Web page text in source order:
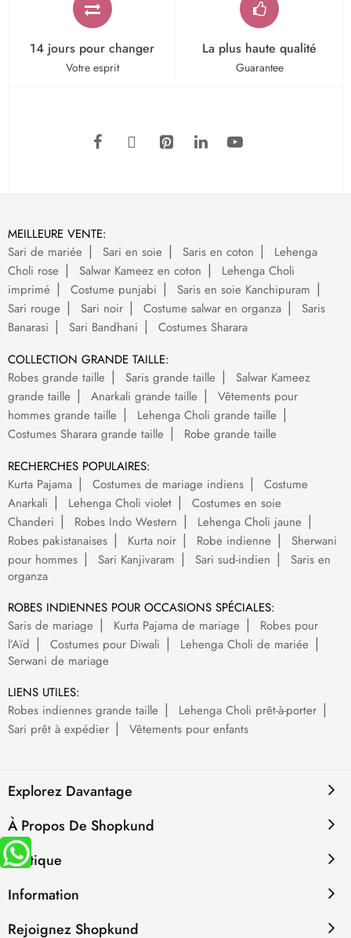
14 jours pour changer
Votre esprit
La plus haute qualité
Guarantee
MEILLEURE VENTE:
Sari de mariée
Sari en soie Saris en coton
Lehenga
Choli rose
Salwar Kameez en coton
Lehenga Choli
imprimé
Costume punjabi
Saris en soie Kanchipuram
Sari rouge
Sari noir Costume salwar en organza
Saris
Banarasi
Sari Bandhani
Costumes Sharara
COLLECTION GRANDE TAILLE:
Robes grande taille
Saris grande taille
Salwar Kameez
grande taille
Anarkali grande taille
Vêtements pour
hommes grande taille
Lehenga Choli grande taille
Costumes Sharara grande taille
Robe grande taille
RECHERCHES POPULAIRES:
Kurta Pajama
Costumes de mariage indiens
Costume
Anarkali
Lehenga Choli violet
Costumes en soie
Chanderi
Robes Indo Western
Lehenga Choli jaune
Robes pakistanaises
Kurta noir Robe indienne
Sherwani
pour hommes
Sari Kanjivaram Sari sud-indien
Saris en
organza
ROBES INDIENNES POUR OCCASIONS SPÉCIALES:
Saris de mariage
Kurta Pajama de mariage
Robes pour
l’Aïd
Costumes pour Diwali
Lehenga Choli de mariée
Serwani de mariage
LIENS UTILES:
Robes indiennes grande taille
Lehenga Choli prêt-à-porter
Sari prêt à expédier
Vêtements pour enfants
Explorez Davantage
À Propos De Shopkund
Politique
Information
Rejoignez Shopkund